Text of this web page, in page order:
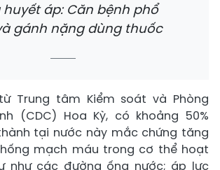
huyết áp: Căn bệnh phổ
gánh nặng dùng thuốc
Trung tâm Kiểm soát và Phòng
(CDC) Hoa Kỳ, có khoảng 50%
tại nước này mắc chứng tăng
mạch máu trong cơ thể hoạt
như các đường ống nước; áp lực